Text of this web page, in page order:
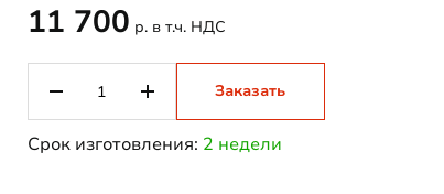
11 700 р. в т.ч. НДС
Заказать
Срок изготовления: 2 недели